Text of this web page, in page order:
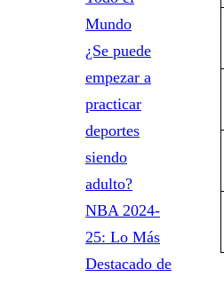
Mundo
¿Se puede
empezar a
practicar
deportes
siendo
adulto?
NBA 2024-
25: Lo Más
Destacado de